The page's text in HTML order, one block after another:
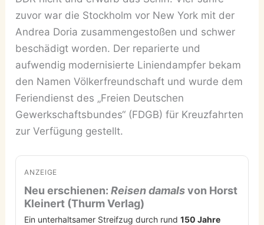
zuvor war die Stockholm vor New York mit der
Andrea Doria zusammengestoßen und schwer
beschädigt worden. Der reparierte und
aufwendig modernisierte Liniendampfer bekam
den Namen Völkerfreundschaft und wurde dem
Feriendienst des „Freien Deutschen
Gewerkschaftsbundes“ (FDGB) für Kreuzfahrten
zur Verfügung gestellt.
ANZEIGE
Neu erschienen:Reisen damalsvon Horst
Kleinert (Thurm Verlag)
Ein unterhaltsamer Streifzug durch rund150 Jahre